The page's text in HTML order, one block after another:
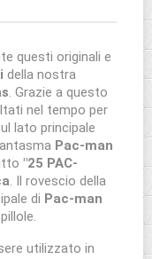
questi originali e
della nostra
. Grazie a questo
nel tempo per
lato principale
Pac-man
"25 PAC-
. Il rovescio della
di Pac-man
utilizzato in